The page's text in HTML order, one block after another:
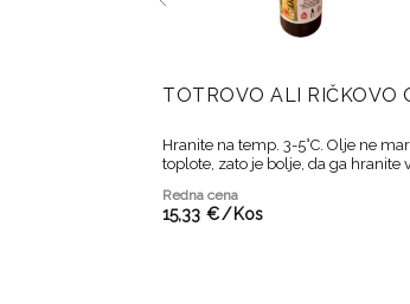
TOTROVO ALI RIČKOVO
Hranite na temp. 3-5°C. Olje ne
toplote, zato je bolje, da ga hranite
hladnem prostoru ter porabite
Redna cena
15,33 €/ Kos